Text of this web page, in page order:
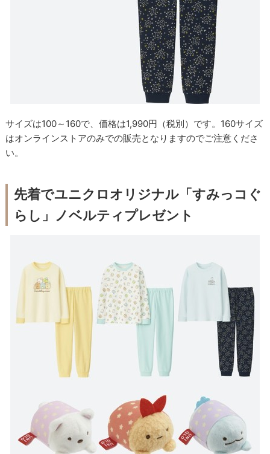
サイズは100～160で、価格は1,990円（税別）です。160サイズ
はオンラインストアのみでの販売となりますのでご注意くださ
い。
先着でユニクロオリジナル「すみっコぐ
らし」ノベルティプレゼント